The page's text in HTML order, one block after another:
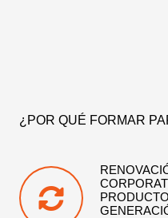
¿POR QUÉ FORMAR